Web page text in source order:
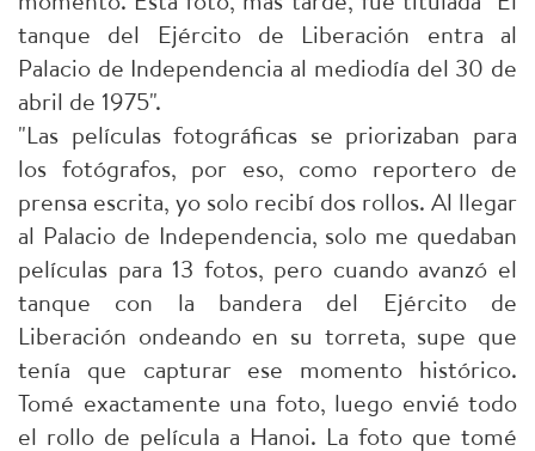
tanque del Ejército de Liberación entra al
Palacio de Independencia al mediodía del 30 de
abril de 1975".
"Las películas fotográficas se priorizaban para
los fotógrafos, por eso, como reportero de
prensa escrita, yo solo recibí dos rollos. Al llegar
al Palacio de Independencia, solo me quedaban
películas para 13 fotos, pero cuando avanzó el
tanque con la bandera del Ejército de
Liberación ondeando en su torreta, supe que
tenía que capturar ese momento histórico.
Tomé exactamente una foto, luego envié todo
el rollo de película a Hanoi. La foto que tomé